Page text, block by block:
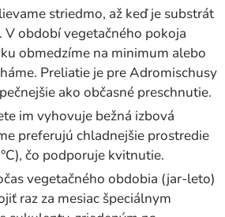
striedmo, až keď je substrát
V období vegetačného pokoja
obmedzíme na minimum alebo
Preliatie je pre Adromischusy
ako občasné preschnutie.
im vyhovuje bežná izbová
preferujú chladnejšie prostredie
čo podporuje kvitnutie.
vegetačného obdobia (jar-leto)
raz za mesiac špeciálnym